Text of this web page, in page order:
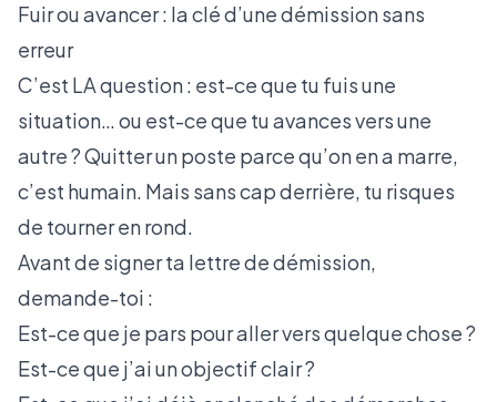
Fuir ou avancer : la clé d’une démission sans
erreur
C’est LA question : est-ce que tu fuis une
situation… ou est-ce que tu avances vers une
autre ? Quitter un poste parce qu’on en a marre,
c’est humain. Mais sans cap derrière, tu risques
de tourner en rond.
Avant de signer ta lettre de démission,
demande-toi :
Est-ce que je pars pour aller vers quelque chose ?
Est-ce que j’ai un objectif clair ?